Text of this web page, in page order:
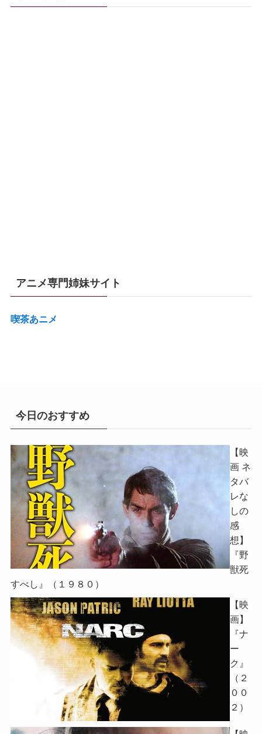
アニメ専門姉妹サイト
喫茶あニメ
今日のおすすめ
【映
画 ネ
タバ
レな
しの
感
想】
『野
獣死
すべし』（１９８０）
【映
画】
『ナ
ー
ク』
（２
００
２）